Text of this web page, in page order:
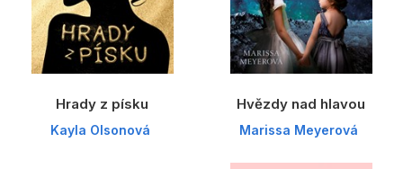
Hrady z písku
Kayla Olsonová
Hvězdy nad hlavou
Marissa Meyerová